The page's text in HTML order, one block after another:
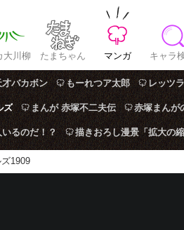
大川柳 たまちゃん マンガ キャラ
才バカボン もーれつア太郎 レッツ
ズ まんが 赤塚不二夫伝 赤塚まんが
るのだ！？ 描きおろし漫景「拡大の
1909